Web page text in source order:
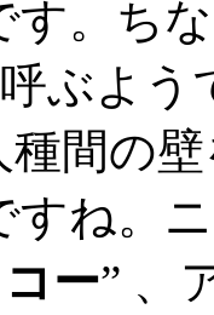
す。ち
ぶよ
間の
すね。
ー” 、